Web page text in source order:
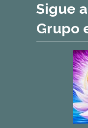
Sigue
Grupo